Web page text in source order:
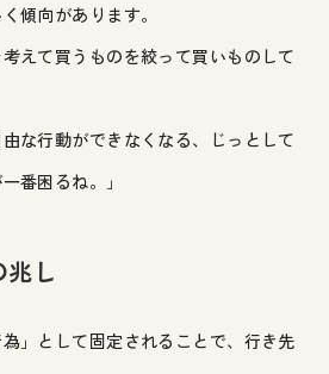
傾向があります。
考えて買うものを絞って買いものして
由な行動ができなくなる、じっとして
番困るね。」
し
」として固定されることで、行き先